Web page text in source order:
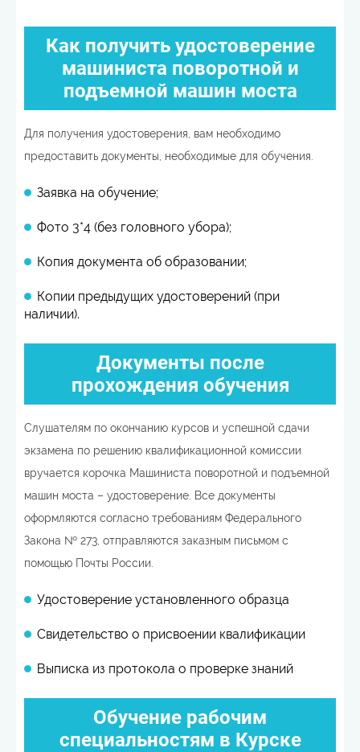
Как получить удостоверение
машиниста поворотной и
подъемной машин моста
Для получения удостоверения, вам необходимо
предоставить документы, необходимые для обучения.
Заявка на обучение;
Фото 3*4 (без головного убора);
Копия документа об образовании;
Копии предыдущих удостоверений (при
наличии).
Документы после
прохождения обучения
Слушателям по окончанию курсов и успешной сдачи
экзамена по решению квалификационной комиссии
вручается корочка Машиниста поворотной и подъемной
машин моста – удостоверение. Все документы
оформляются согласно требованиям Федерального
Закона № 273, отправляются заказным письмом с
помощью Почты России.
Удостоверение установленного образца
Свидетельство о присвоении квалификации
Выписка из протокола о проверке знаний
Обучение рабочим
специальностям в Курске